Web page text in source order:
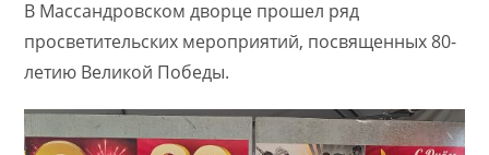
В Массандровском дворце прошел ряд
просветительских мероприятий, посвященных 80-
летию Великой Победы.